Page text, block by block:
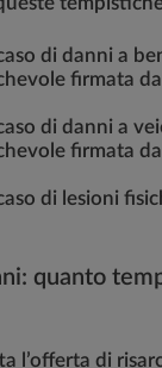
di danni a
firmata
di danni a
firmata
di lesioni
quanto
l’offerta di